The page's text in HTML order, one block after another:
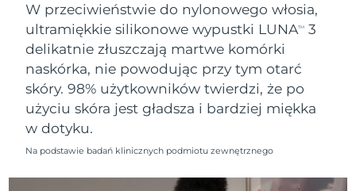
W przeciwieństwie do nylonowego włosia,
ultramiękkie silikonowe wypustki LUNATM
3
delikatnie złuszczają martwe komórki
naskórka, nie powodując przy tym otarć
skóry. 98% użytkowników twierdzi, że po
użyciu skóra jest gładsza i bardziej miękka
w dotyku.
Na podstawie badań klinicznych podmiotu zewnętrznego
Słowenia
Oczekiwany czas dostawy
8/11/26
Republika
Południowej Afryki
Oczekiwany czas dostawy
Korea Południowa
Oczekiwany czas dostawy
8/11/26